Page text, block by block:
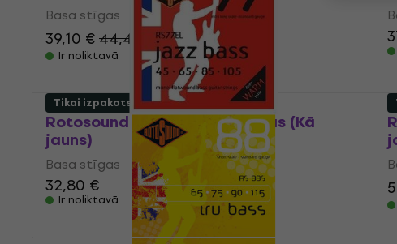
Basa stīgas
39,10 €44,40 €
- 12 %
Ir noliktavā
Rotosound RS77EL Basa stīgas (Kā
jauns)
Basa stīgas
32,80 €
Ir noliktavā
Tikai izpakots